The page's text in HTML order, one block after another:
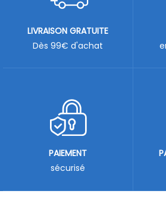
LIVRAISON GRATUITE
Dès 99€ d'achat
PAIEMENT
sécurisé